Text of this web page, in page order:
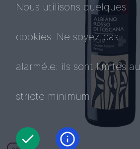
Nous utilisons quelques
cookies. Ne soyez pas
alarmé.e: ils sont limités au
stricte minimum.